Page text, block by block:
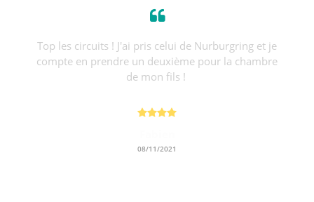
Top les circuits ! J'ai pris celui de Nurburgring et je
compte en prendre un deuxième pour la chambre
de mon fils !
08/11/2021